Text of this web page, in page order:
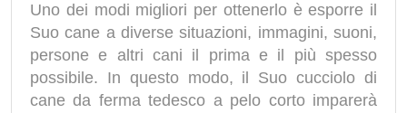
Uno dei modi migliori per ottenerlo è esporre il
Suo cane a diverse situazioni, immagini, suoni,
persone e altri cani il prima e il più spesso
possibile. In questo modo, il Suo cucciolo di
cane da ferma tedesco a pelo corto imparerà